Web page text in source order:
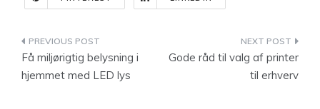
Indlægsnavigation
Få miljørigtig belysning i
hjemmet med LED lys
Gode råd til valg af printer
til erhverv